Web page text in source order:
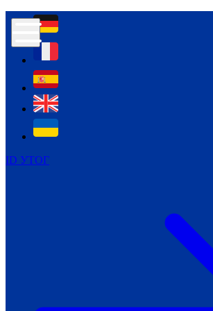
ID УТОГ
Контур психологічної безпеки
челендж
Молодіжний
мова для мене
Репортажі
інклюзивних